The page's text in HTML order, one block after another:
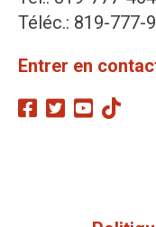
Téléc.: 819-777-
Entrer en